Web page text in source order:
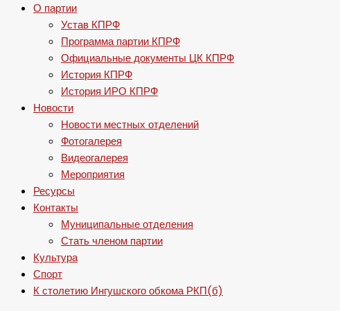
О партии
Устав КПРФ
Программа партии КПРФ
Официальные документы ЦК КПРФ
История КПРФ
История ИРО КПРФ
Новости
Новости местных отделений
Фотогалерея
Видеогалерея
Мероприятия
Ресурсы
Контакты
Муниципальные отделения
Стать членом партии
Культура
Спорт
К столетию Ингушского обкома РКП(б)